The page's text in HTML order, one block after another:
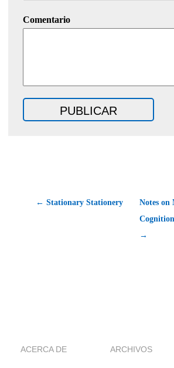
Comentario
← Stationary Stationery
Notes on
→
ACERCA DE ARCHIVOS